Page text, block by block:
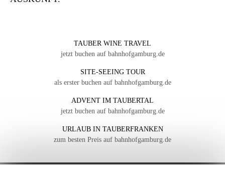
TAUBER WINE TRAVEL
jetzt buchen auf bahnhofgamburg.de
SITE-SEEING TOUR
als erster buchen auf bahnhofgamburg.de
ADVENT IM TAUBERTAL
jetzt buchen auf bahnhofgamburg.de
URLAUB IN TAUBERFRANKEN
zum besten Preis auf bahnhofgamburg.de